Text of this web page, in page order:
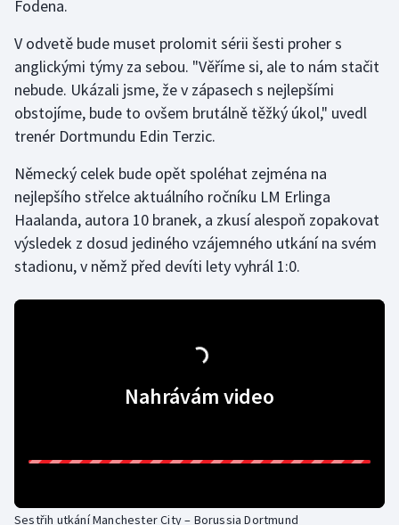
Fodena.
V odvetě bude muset prolomit sérii šesti proher s
anglickými týmy za sebou. "Věříme si, ale to nám stačit
nebude. Ukázali jsme, že v zápasech s nejlepšími
obstojíme, bude to ovšem brutálně těžký úkol," uvedl
trenér Dortmundu Edin Terzic.
Německý celek bude opět spoléhat zejména na
nejlepšího střelce aktuálního ročníku LM Erlinga
Haalanda, autora 10 branek, a zkusí alespoň zopakovat
výsledek z dosud jediného vzájemného utkání na svém
stadionu, v němž před devíti lety vyhrál 1:0.
Nahrávám video
Sestřih utkání Manchester City – Borussia Dortmund